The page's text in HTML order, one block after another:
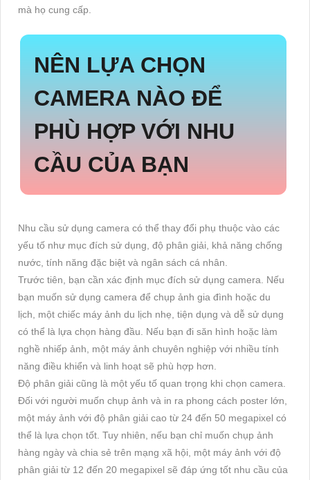
mà họ cung cấp.
NÊN LỰA CHỌN
CAMERA NÀO ĐỂ
PHÙ HỢP VỚI NHU
CẦU CỦA BẠN
Nhu cầu sử dụng camera có thể thay đổi phụ thuộc vào các
yếu tố như mục đích sử dụng, độ phân giải, khả năng chống
nước, tính năng đặc biệt và ngân sách cá nhân.
Trước tiên, bạn cần xác định mục đích sử dụng camera. Nếu
bạn muốn sử dụng camera để chụp ảnh gia đình hoặc du
lịch, một chiếc máy ảnh du lịch nhẹ, tiện dụng và dễ sử dụng
có thể là lựa chọn hàng đầu. Nếu bạn đi săn hình hoặc làm
nghề nhiếp ảnh, một máy ảnh chuyên nghiệp với nhiều tính
năng điều khiển và linh hoạt sẽ phù hợp hơn.
Độ phân giải cũng là một yếu tố quan trọng khi chọn camera.
Đối với người muốn chụp ảnh và in ra phong cách poster lớn,
một máy ảnh với độ phân giải cao từ 24 đến 50 megapixel có
thể là lựa chọn tốt. Tuy nhiên, nếu bạn chỉ muốn chụp ảnh
hàng ngày và chia sẻ trên mạng xã hội, một máy ảnh với độ
phân giải từ 12 đến 20 megapixel sẽ đáp ứng tốt nhu cầu của